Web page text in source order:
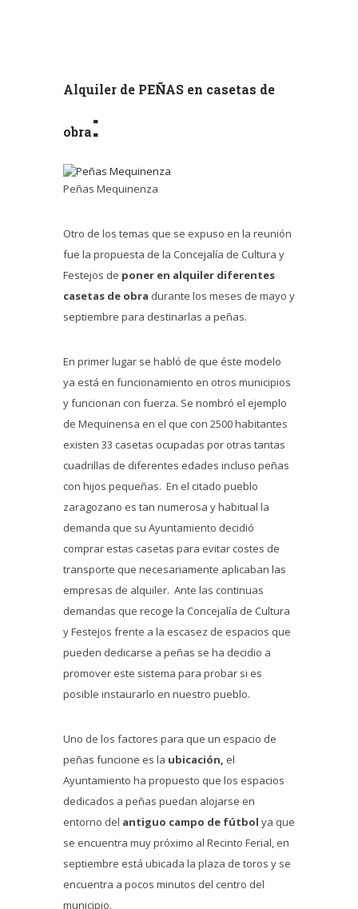
Alquiler de PEÑAS en casetas de
obra:
Peñas Mequinenza
Otro de los temas que se expuso en la reunión
fue la propuesta de la Concejalía de Cultura y
Festejos de poner en alquiler diferentes
casetas de obra durante los meses de mayo y
septiembre para destinarlas a peñas.
En primer lugar se habló de que éste modelo
ya está en funcionamiento en otros municipios
y funcionan con fuerza. Se nombró el ejemplo
de Mequinensa en el que con 2500 habitantes
existen 33 casetas ocupadas por otras tantas
cuadrillas de diferentes edades incluso peñas
con hijos pequeñas. En el citado pueblo
zaragozano es tan numerosa y habitual la
demanda que su Ayuntamiento decidió
comprar estas casetas para evitar costes de
transporte que necesariamente aplicaban las
empresas de alquiler. Ante las continuas
demandas que recoge la Concejalía de Cultura
y Festejos frente a la escasez de espacios que
pueden dedicarse a peñas se ha decidio a
promover este sistema para probar si es
posible instaurarlo en nuestro pueblo.
Uno de los factores para que un espacio de
peñas funcione es la ubicación, el
Ayuntamiento ha propuesto que los espacios
dedicados a peñas puedan alojarse en
entorno del antiguo campo de fútbol ya que
se encuentra muy próximo al Recinto Ferial, en
septiembre está ubicada la plaza de toros y se
encuentra a pocos minutos del centro del
municipio.